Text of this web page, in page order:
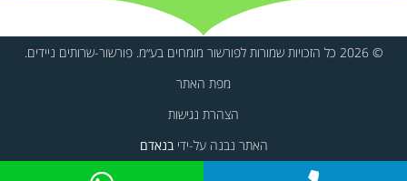
© 2026 כל הזכויות שמורות לפורשור מומחים בע״מ. פורשור-שרותים ניידים.
מפת האתר
הצהרת נגישות
האתר נבנה על-ידיבנאדם